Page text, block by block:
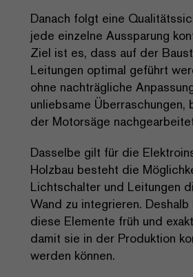
Danach folgt eine
jede einzelne Aussparung
Ziel ist es, dass auf der
Leitungen optimal geführt
ohne nachträgliche
unliebsame Überraschungen,
der Motorsäge
Dasselbe gilt für die
Holzbau besteht die
Lichtschalter und Leitungen
Wand zu integrieren.
diese Elemente früh und
damit sie in der Produktion
werden können.